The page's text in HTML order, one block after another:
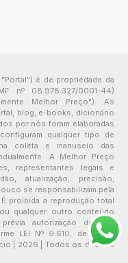
é de propriedade da
nº 08.978.327/0001-44)
Melhor Preço"). As
blog, e-books, dicionário
por nós foram elaboradas
qualquer tipo de
coleta e manuseio das
A Melhor Preço
representantes legais e
atualização, precisão,
se responsabilizam pela
proibida a reprodução total
qualquer outro conteúdo
autorização de seu
LEI Nº 9.610, de 19 de
| 2026 | Todos os direitos